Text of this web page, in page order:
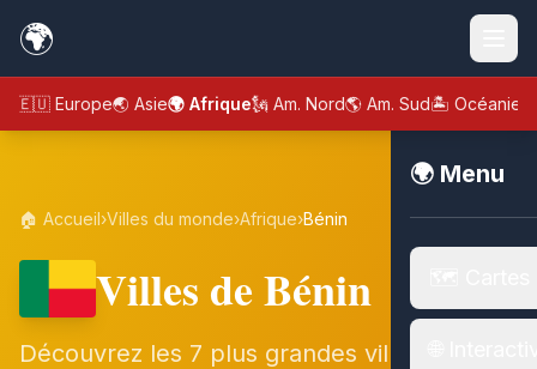
🌍
🇪🇺 Europe🌏 Asie🌍 Afrique🗽 Am. Nord🌎 Am. Sud🏝️ Océanie
🌍 Menu
🏠 Accueil›Villes du monde›Afrique›Bénin
Villes de Bénin
Découvrez les 7 plus grandes villes de